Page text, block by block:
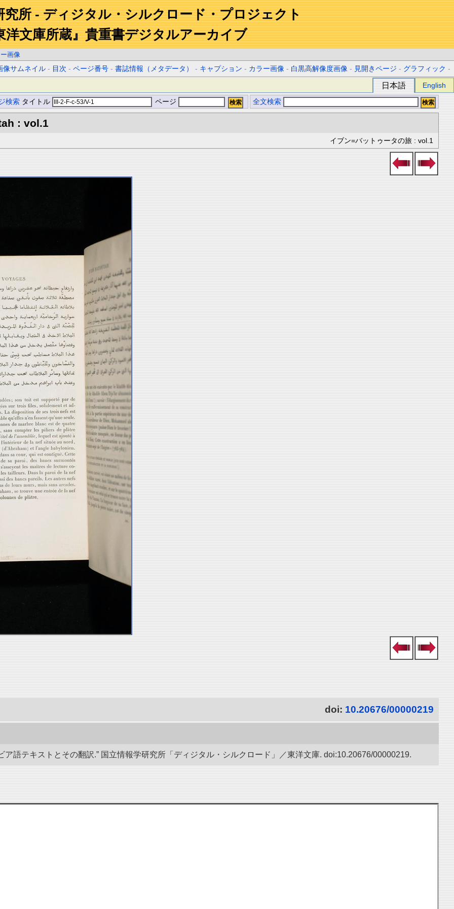
究所 - ディジタル・シルクロード・プロジェクト
洋文庫所蔵』貴重書デジタルアーカイブ
画像
像サムネイル - 目次 -ページ番号 -書誌情報（メタデータ） - キャプション - カラー画像 - 白黒高解像度画像 - 見開きページ - グラフィック -
日本語 English
検索 タイトル ページ 全文検索
: vol.1
イブン=バットゥータの旅 : vol.1
doi: 10.20676/00000219
語テキストとその翻訳.” 国立情報学研究所「ディジタル・シルクロード」／東洋文庫. doi:10.20676/00000219.